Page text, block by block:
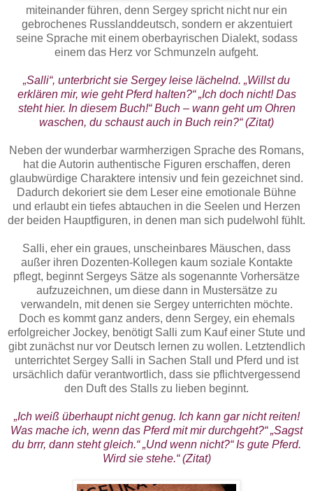
miteinander führen, denn Sergey spricht nicht nur ein
gebrochenes Russlanddeutsch, sondern er akzentuiert
seine Sprache mit einem oberbayrischen Dialekt, sodass
einem das Herz vor Schmunzeln aufgeht.
„Salli“, unterbricht sie Sergey leise lächelnd. „Willst du
erklären mir, wie geht Pferd halten?“ „Ich doch nicht! Das
steht hier. In diesem Buch!“ Buch – wann geht um Ohren
waschen, du schaust auch in Buch rein?“(Zitat)
Neben der wunderbar warmherzigen Sprache des Romans,
hat die Autorin authentische Figuren erschaffen, deren
glaubwürdige Charaktere intensiv und fein gezeichnet sind.
Dadurch dekoriert sie dem Leser eine emotionale Bühne
und erlaubt ein tiefes abtauchen in die Seelen und Herzen
der beiden Hauptfiguren, in denen man sich pudelwohl fühlt.
Salli, eher ein graues, unscheinbares Mäuschen, dass
außer ihren Dozenten-Kollegen kaum soziale Kontakte
pflegt, beginnt Sergeys Sätze als sogenannte Vorhersätze
aufzuzeichnen, um diese dann in Mustersätze zu
verwandeln, mit denen sie Sergey unterrichten möchte.
Doch es kommt ganz anders, denn Sergey, ein ehemals
erfolgreicher Jockey, benötigt Salli zum Kauf einer Stute und
gibt zunächst nur vor Deutsch lernen zu wollen. Letztendlich
unterrichtet Sergey Salli in Sachen Stall und Pferd und ist
ursächlich dafür verantwortlich, dass sie pflichtvergessend
den Duft des Stalls zu lieben beginnt.
„Ich weiß überhaupt nicht genug. Ich kann gar nicht reiten!
Was mache ich, wenn das Pferd mit mir durchgeht?“ „Sagst
du brrr, dann steht gleich.“ „Und wenn nicht?“ Is gute Pferd.
Wird sie stehe.“ (Zitat)